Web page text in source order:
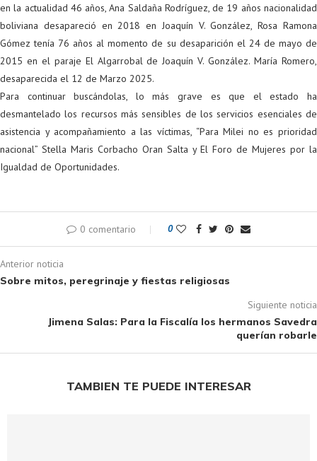
en la actualidad 46 años, Ana Saldaña Rodríguez, de 19 años nacionalidad
boliviana desapareció en 2018 en Joaquín V. González, Rosa Ramona
Gómez tenía 76 años al momento de su desaparición el 24 de mayo de
2015 en el paraje El Algarrobal de Joaquín V. González. María Romero,
desaparecida el 12 de Marzo 2025.
Para continuar buscándolas, lo más grave es que el estado ha
desmantelado los recursos más sensibles de los servicios esenciales de
asistencia y acompañamiento a las víctimas, “Para Milei no es prioridad
nacional” Stella Maris Corbacho Oran Salta y El Foro de Mujeres por la
Igualdad de Oportunidades.
0 comentario 0
Anterior noticia
Sobre mitos, peregrinaje y fiestas religiosas
Siguiente noticia
Jimena Salas: Para la Fiscalía los hermanos Savedra
querían robarle
TAMBIEN TE PUEDE INTERESAR